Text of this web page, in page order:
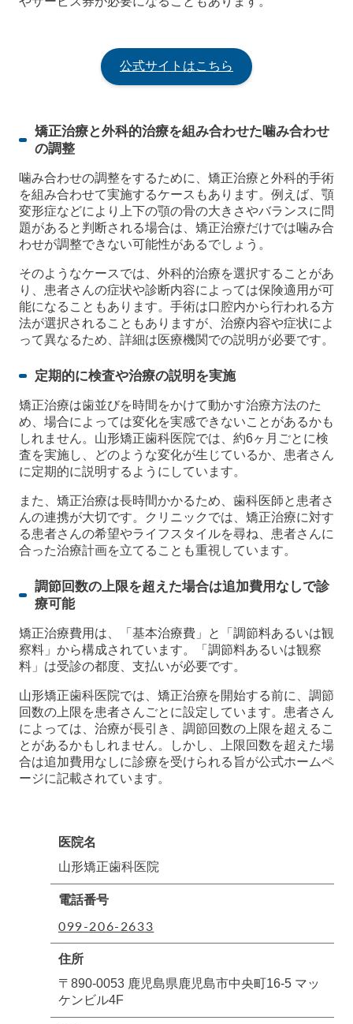
公式サイトはこちら
矯正治療と外科的治療を組み合わせた噛み合わせ
の調整
噛み合わせの調整をするために、矯正治療と外科的手術
を組み合わせて実施するケースもあります。例えば、顎
変形症などにより上下の顎の骨の大きさやバランスに問
題があると判断される場合は、矯正治療だけでは噛み合
わせが調整できない可能性があるでしょう。
そのようなケースでは、外科的治療を選択することがあ
り、患者さんの症状や診断内容によっては保険適用が可
能になることもあります。手術は口腔内から行われる方
法が選択されることもありますが、治療内容や症状によ
って異なるため、詳細は医療機関での説明が必要です。
定期的に検査や治療の説明を実施
矯正治療は歯並びを時間をかけて動かす治療方法のた
め、場合によっては変化を実感できないことがあるかも
しれません。山形矯正歯科医院では、約6ヶ月ごとに検
査を実施し、どのような変化が生じているか、患者さん
に定期的に説明するようにしています。
また、矯正治療は長時間かかるため、歯科医師と患者さ
んの連携が大切です。クリニックでは、矯正治療に対す
る患者さんの希望やライフスタイルを尋ね、患者さんに
合った治療計画を立てることも重視しています。
調節回数の上限を超えた場合は追加費用なしで診
療可能
矯正治療費用は、「基本治療費」と「調節料あるいは観
察料」から構成されています。「調節料あるいは観察
料」は受診の都度、支払いが必要です。
山形矯正歯科医院では、矯正治療を開始する前に、調節
回数の上限を患者さんごとに設定しています。患者さん
によっては、治療が長引き、調節回数の上限を超えるこ
とがあるかもしれません。しかし、上限回数を超えた場
合は追加費用なしに診療を受けられる旨が公式ホームペ
ージに記載されています。
医院名
山形矯正歯科医院
電話番号
099-206-2633
住所
〒890-0053 鹿児島県鹿児島市中央町16-5 マッ
ケンビル4F